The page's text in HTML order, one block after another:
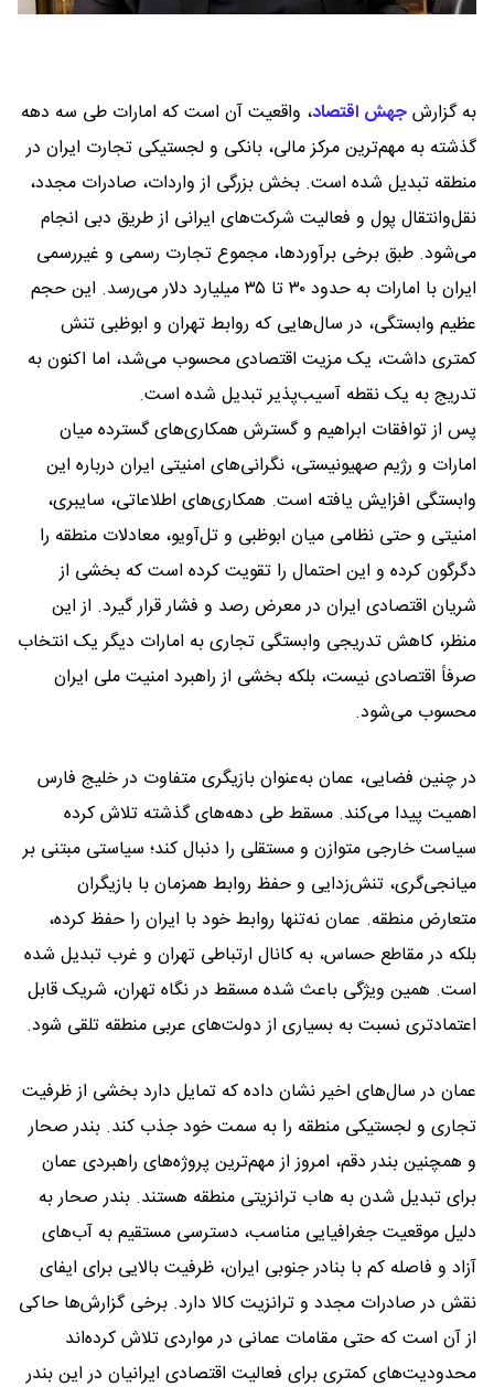
به گزارشجهش اقتصاد، واقعیت آن است که امارات طی سه دهه
گذشته به مهم‌ترین مرکز مالی، بانکی و لجستیکی تجارت ایران در
منطقه تبدیل شده است. بخش بزرگی از واردات، صادرات مجدد،
نقل‌وانتقال پول و فعالیت شرکت‌های ایرانی از طریق دبی انجام
می‌شود. طبق برخی برآوردها، مجموع تجارت رسمی و غیررسمی
ایران با امارات به حدود ۳۰ تا ۳۵ میلیارد دلار می‌رسد. این حجم
عظیم وابستگی، در سال‌هایی که روابط تهران و ابوظبی تنش
کمتری داشت، یک مزیت اقتصادی محسوب می‌شد، اما اکنون به
تدریج به یک نقطه آسیب‌پذیر تبدیل شده است.
پس از توافقات ابراهیم و گسترش همکاری‌های گسترده میان
امارات و رژیم صهیونیستی، نگرانی‌های امنیتی ایران درباره این
وابستگی افزایش یافته است. همکاری‌های اطلاعاتی، سایبری،
امنیتی و حتی نظامی میان ابوظبی و تل‌آویو، معادلات منطقه را
دگرگون کرده و این احتمال را تقویت کرده است که بخشی از
شریان اقتصادی ایران در معرض رصد و فشار قرار گیرد. از این
منظر، کاهش تدریجی وابستگی تجاری به امارات دیگر یک انتخاب
صرفاً اقتصادی نیست، بلکه بخشی از راهبرد امنیت ملی ایران
محسوب می‌شود.
در چنین فضایی، عمان به‌عنوان بازیگری متفاوت در خلیج فارس
اهمیت پیدا می‌کند. مسقط طی دهه‌های گذشته تلاش کرده
سیاست خارجی متوازن و مستقلی را دنبال کند؛ سیاستی مبتنی بر
میانجی‌گری، تنش‌زدایی و حفظ روابط همزمان با بازیگران
متعارض منطقه. عمان نه‌تنها روابط خود با ایران را حفظ کرده،
بلکه در مقاطع حساس، به کانال ارتباطی تهران و غرب تبدیل شده
است. همین ویژگی باعث شده مسقط در نگاه تهران، شریک قابل
اعتماد‌تری نسبت به بسیاری از دولت‌های عربی منطقه تلقی شود.
عمان در سال‌های اخیر نشان داده که تمایل دارد بخشی از ظرفیت
تجاری و لجستیکی منطقه را به سمت خود جذب کند. بندر صحار
و همچنین بندر دقم، امروز از مهم‌ترین پروژه‌های راهبردی عمان
برای تبدیل شدن به هاب ترانزیتی منطقه هستند. بندر صحار به
دلیل موقعیت جغرافیایی مناسب، دسترسی مستقیم به آب‌های
آزاد و فاصله کم با بنادر جنوبی ایران، ظرفیت بالایی برای ایفای
نقش در صادرات مجدد و ترانزیت کالا دارد. برخی گزارش‌ها حاکی
از آن است که حتی مقامات عمانی در مواردی تلاش کرده‌اند
محدودیت‌های کمتری برای فعالیت اقتصادی ایرانیان در این بندر